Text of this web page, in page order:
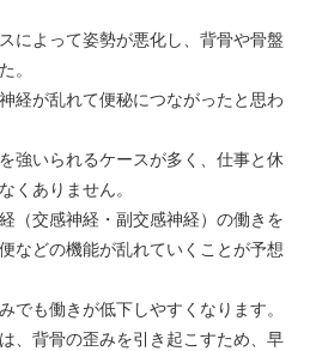
によって姿勢が悪化し、背骨や骨盤
。
経が乱れて便秘につながったと思わ
強いられるケースが多く、仕事と休
くありません。
（交感神経・副交感神経）の働きを
などの機能が乱れていくことが予想
でも働きが低下しやすくなります。
、背骨の歪みを引き起こすため、早